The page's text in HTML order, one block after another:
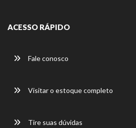
ACESSO RÁPIDO
Fale conosco
Visitar o estoque completo
Tire suas dúvidas